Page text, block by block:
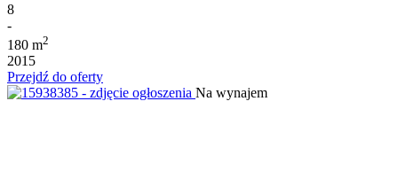
8
-
180 m2
2015
Przejdź do oferty
Na wynajem